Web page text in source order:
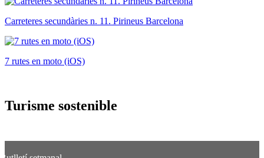
Carreteres secundàries n. 11. Pirineus Barcelona
7 rutes en moto (iOS)
Turisme sostenible